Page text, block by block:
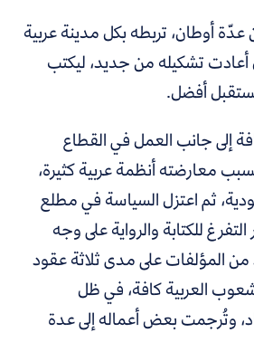
أوطان، تربطه بكل مدينة عربية
تشكيله من جديد، ليكتب
أفضل.
جانب العمل في القطاع
معارضته أنظمة عربية كثيرة،
ثم اعتزل السياسة في مطلع
للكتابة والرواية على وجه
المؤلفات على مدى ثلاثة عقود
العربية كافة، في ظل
وتُرجمت بعض أعماله إلى عدة